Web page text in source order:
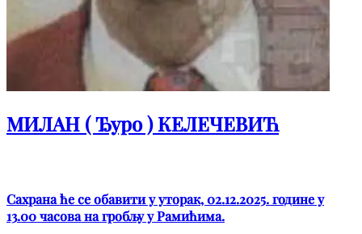
МИЛАН ( Ђуро ) КЕЛЕЧЕВИЋ
Сахрана ће се обавити у уторак, 02.12.2025. године у
13.00 часова на гробљу у Рамићима.